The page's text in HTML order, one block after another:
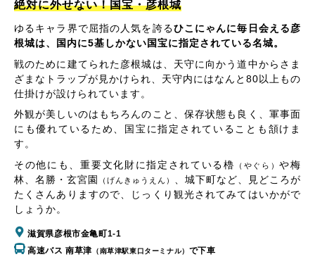
絶対に外せない！国宝・彦根城
ゆるキャラ界で屈指の人気を誇るひこにゃんに毎日会える彦
根城は、国内に5基しかない国宝に指定されている名城。
戦のために建てられた彦根城は、天守に向かう道中からさま
ざまなトラップが見かけられ、天守内にはなんと80以上もの
仕掛けが設けられています。
外観が美しいのはもちろんのこと、保存状態も良く、軍事面
にも優れているため、国宝に指定されていることも頷けま
す。
その他にも、重要文化財に指定されている櫓
（やぐら）や梅
林、名勝・玄宮園
（げんきゅうえん）
、城下町など、見どころが
たくさんありますので、じっくり観光されてみてはいかがで
しょうか。
滋賀県彦根市金亀町1-1
高速バス 南草津 （南草津駅東口ターミナル） で下車